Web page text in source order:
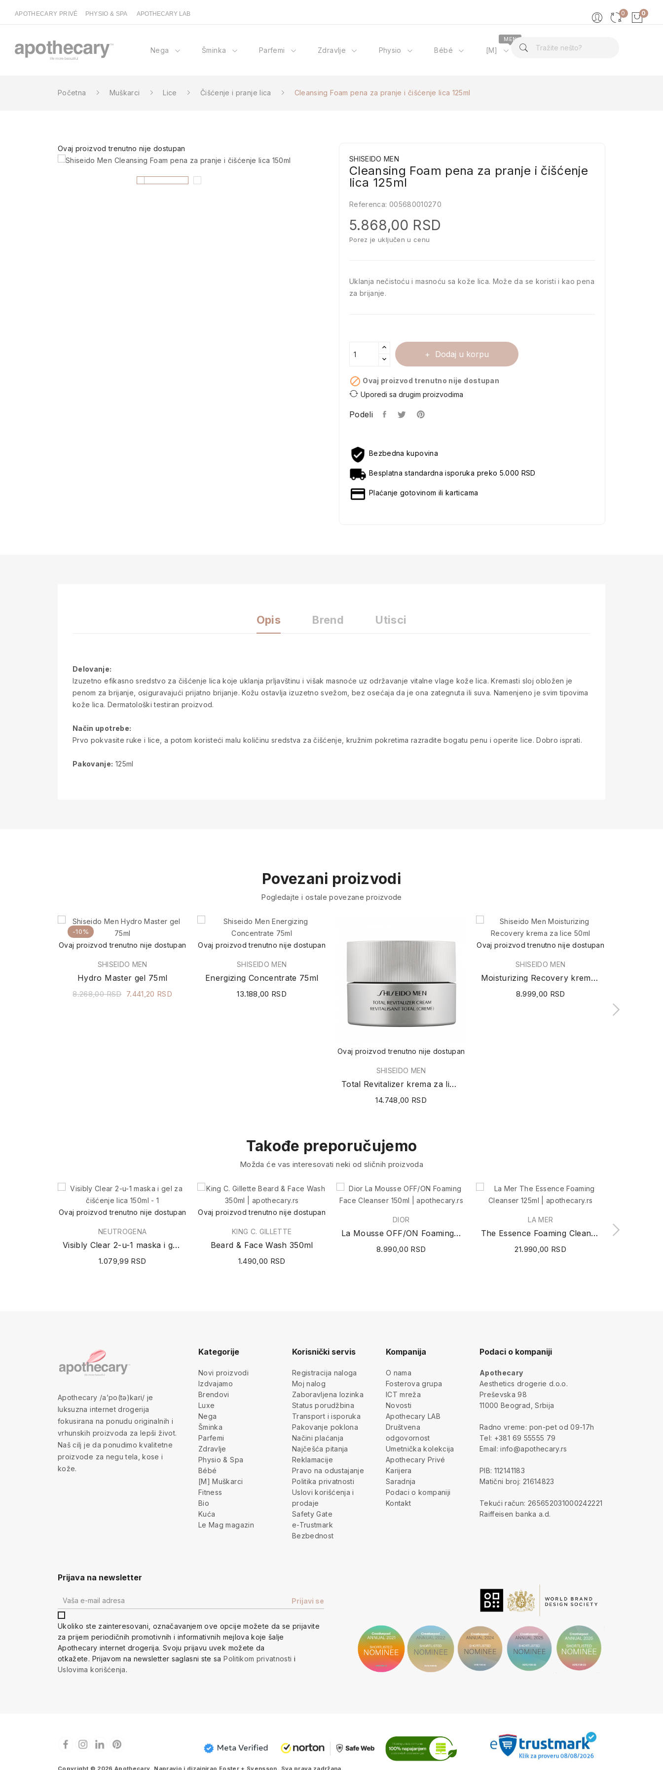
APOTHECARY PRIVÉ PHYSIO & SPA APOTHECARY LAB 0
0
Nega Šminka Parfemi Zdravlje Physio Bébé [M]
MEN
O nama
Početna Muškarci Lice Čišćenje i pranje lica Cleansing Foam pena za pranje i čišćenje lica 125ml
Ovaj proizvod trenutno nije dostupan
SHISEIDO MEN
Cleansing Foam pena za pranje i čišćenje
lica 125ml
Referenca: 005680010270
5.868,00 RSD
Porez je uključen u cenu
Uklanja nečistoću i masnoću sa kože lica. Može da se koristi i kao pena
za brijanje.
Dodaj u korpu
 Ovaj proizvod trenutno nije dostupan
Uporedi sa drugim proizvodima
Podeli
Bezbedna kupovina
Besplatna standardna isporuka preko 5.000 RSD
Plaćanje gotovinom ili karticama
Opis Brend Utisci
Delovanje:
Izuzetno efikasno sredstvo za čišćenje lica koje uklanja prljavštinu i višak masnoće uz održavanje vitalne vlage kože lica. Kremasti sloj obložen je
penom za brijanje, osiguravajući prijatno brijanje. Kožu ostavlja izuzetno svežom, bez osećaja da je ona zategnuta ili suva. Namenjeno je svim tipovima
kože lica. Dermatološki testiran proizvod.
Način upotrebe:
Prvo pokvasite ruke i lice, a potom koristeći malu količinu sredstva za čišćenje, kružnim pokretima razradite bogatu penu i operite lice. Dobro isprati.
Pakovanje: 125ml
Povezani proizvodi
Pogledajte i ostale povezane proizvode
-10%
Ovaj proizvod trenutno nije dostupan
SHISEIDO MEN
Hydro Master gel 75ml
8.268,00 RSD 7.441,20 RSD
Ovaj proizvod trenutno nije dostupan
SHISEIDO MEN
Energizing Concentrate 75ml
13.188,00 RSD
Ovaj proizvod trenutno nije dostupan
SHISEIDO MEN
Total Revitalizer krema za lice 50ml
14.748,00 RSD
Ovaj proizvod trenutno nije dostupan
SHISEIDO MEN
Moisturizing Recovery krema za lice 50ml
8.999,00 RSD
Takođe preporučujemo
Možda će vas interesovati neki od sličnih proizvoda
Ovaj proizvod trenutno nije dostupan
NEUTROGENA
Visibly Clear 2-u-1 maska i gel za čišćenje...
1.079,99 RSD
Ovaj proizvod trenutno nije dostupan
KING C. GILLETTE
Beard & Face Wash 350ml
1.490,00 RSD
DIOR
La Mousse OFF/ON Foaming Face Cleanser 150ml
8.990,00 RSD
LA MER
The Essence Foaming Cleanser 125ml
21.990,00 RSD
Apothecary /a’po(tə)kari/ je
luksuzna internet drogerija
fokusirana na ponudu originalnih i
vrhunskih proizvoda za lepši život.
Naš cilj je da ponudimo kvalitetne
proizvode za negu tela, kose i
kože.
Kategorije
Novi proizvodi
Izdvajamo
Brendovi
Luxe
Nega
Šminka
Parfemi
Zdravlje
Physio & Spa
Bébé
[M] Muškarci
Fitness
Bio
Kuća
Le Mag magazin
Korisnički servis
Registracija naloga
Moj nalog
Zaboravljena lozinka
Status porudžbina
Transport i isporuka
Pakovanje poklona
Načini plaćanja
Najčešća pitanja
Reklamacije
Pravo na odustajanje
Politika privatnosti
Uslovi korišćenja i
prodaje
Safety Gate
e-Trustmark
Bezbednost
Kompanija
O nama
Fosterova grupa
ICT mreža
Novosti
Apothecary LAB
Društvena
odgovornost
Umetnička kolekcija
Apothecary Privé
Karijera
Saradnja
Podaci o kompaniji
Kontakt
Podaci o kompaniji
Apothecary
Aesthetics drogerie d.o.o.
Preševska 98
11000 Beograd, Srbija
Radno vreme: pon-pet od 09-17h
Tel: +381 69 55555 79
Email: info@apothecary.rs
PIB: 112141183
Matični broj: 21614823
Tekući račun: 265652031000242221
Raiffeisen banka a.d.
Prijava na newsletter
Ukoliko ste zainteresovani, označavanjem ove opcije možete da se prijavite
za prijem periodičnih promotivnih i informativnih mejlova koje šalje
Apothecary internet drogerija. Svoju prijavu uvek možete da
otkažete. Prijavom na newsletter saglasni ste saPolitikom privatnosti i
Uslovima korišćenja.
Copyright © 2026 Apothecary. Napravio i dizajnirao Foster + Svensson . Sva prava zadržana.